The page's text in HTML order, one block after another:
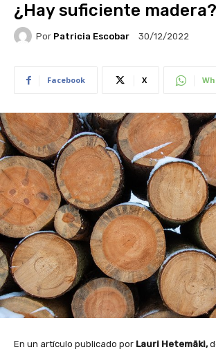
¿Hay suficiente madera?
Por Patricia Escobar 30/12/2022
Facebook X
En un artículo publicado por Lauri Hetemäki,